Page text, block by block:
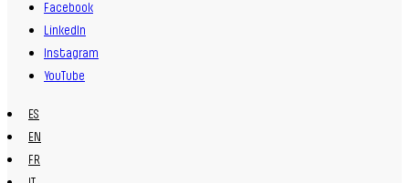
Facebook
LinkedIn
Instagram
YouTube
ES
EN
FR